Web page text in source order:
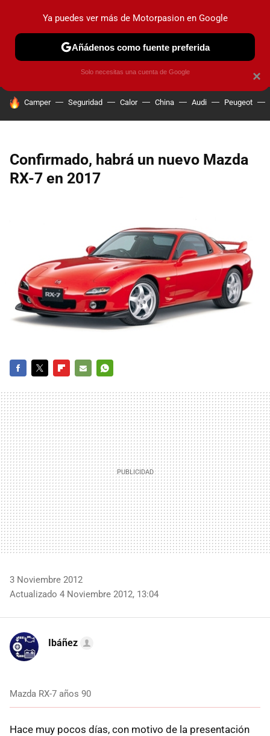
PRUEBAS COCHES ELÉCTRICOS OBSERVATORIO
HOY SE HABLA DE
Camper Seguridad Calor China Audi Peugeot
Confirmado, habrá un nuevo Mazda
RX-7 en 2017
MAIL
3 Noviembre 2012
Actualizado 4 Noviembre 2012, 13:04
Ibáñez
Mazda RX-7 años 90
Hace muy pocos días, con motivo de la presentación
×
Ya puedes ver más de Motorpasion en Google
Añádenos como fuente preferida
Solo necesitas una cuenta de Google